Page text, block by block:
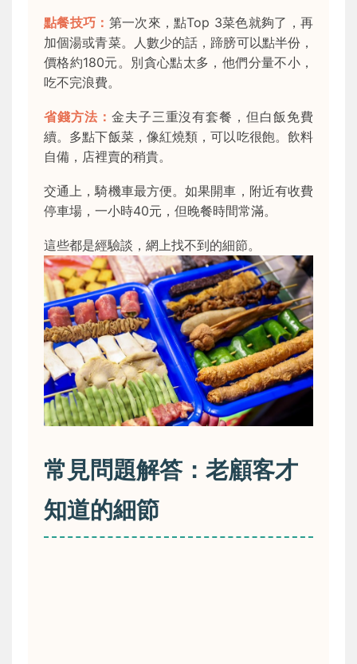
點餐技巧： 第一次來，點Top 3菜色就夠了，再
加個湯或青菜。人數少的話，蹄膀可以點半份，
價格約180元。別貪心點太多，他們分量不小，
吃不完浪費。
省錢方法： 金夫子三重沒有套餐，但白飯免費
續。多點下飯菜，像紅燒類，可以吃很飽。飲料
自備，店裡賣的稍貴。
交通上，騎機車最方便。如果開車，附近有收費
停車場，一小時40元，但晚餐時間常滿。
這些都是經驗談，網上找不到的細節。
常見問題解答：老顧客才
知道的細節